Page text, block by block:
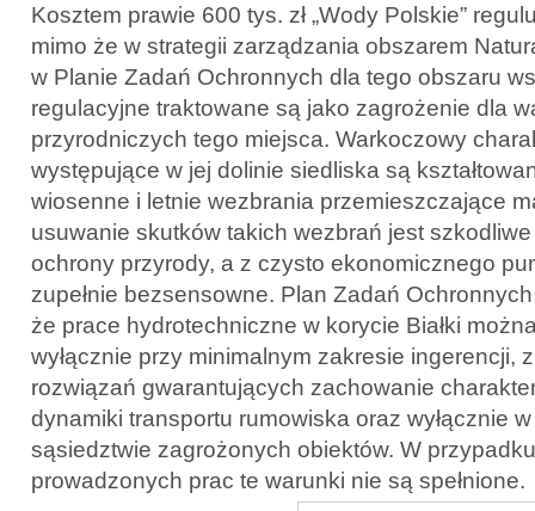
Kosztem prawie 600 tys. zł „Wody Polskie”
mimo że w strategii zarządzania obszarem
w Planie Zadań Ochronnych dla tego obszaru
regulacyjne traktowane są jako zagrożenie dla
przyrodniczych tego miejsca. Warkoczowy
występujące w jej dolinie siedliska są
wiosenne i letnie wezbrania przemieszczające
usuwanie skutków takich wezbrań jest
ochrony przyrody, a z czysto ekonomicznego
zupełnie bezsensowne. Plan Zadań
że prace hydrotechniczne w korycie Białki
wyłącznie przy minimalnym zakresie ingerencji,
rozwiązań gwarantujących zachowanie
dynamiki transportu rumowiska oraz wyłącznie
sąsiedztwie zagrożonych obiektów. W
prowadzonych prac te warunki nie są spełnione.